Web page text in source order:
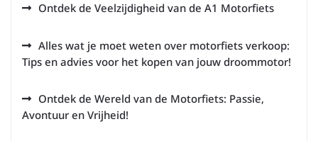
Ontdek de Veelzijdigheid van de A1 Motorfiets
Alles wat je moet weten over motorfiets verkoop:
Tips en advies voor het kopen van jouw droommotor!
Ontdek de Wereld van de Motorfiets: Passie,
Avontuur en Vrijheid!